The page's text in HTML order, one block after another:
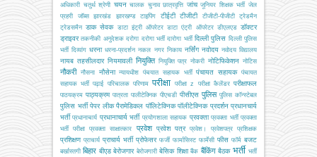
अधिकारी चतुर्थ श्रेणी चयन चालक चुनाव छात्रवृत्ति जांच जूनियर शिक्षक भर्ती जेल
प्रहरी
जॉब्स झारखंड झारखण्ड टाइपिंग टीईटी टीजीटी टीजीटी-पीजीटी
ट्रेडमैन
ट्रेडसमैन डाक सेवक डाटा इंट्री ऑपरेटर डाटा एंट्री ऑपरेटर डीएलएड डॉक्टर
ड्राइवर तकनीकी अनुदेशक दरोगा दरोगा भर्ती दारोगा भर्ती दिल्ली पुलिस दिल्ली पुलिस
भर्ती दिव्यांग धरना धरना-प्रदर्शन नकल नगर निकाय नर्सिंग नवोदय नवोदय विद्यालय
नायब तहसीलदार नियमावली नियुक्ति नियुक्ति पत्र नोकरी नोटिफिकेशन नोटिस
नौकरी नौसना नौसेना न्यायधीश पंचयात सहायक भर्ती पंचायत सहायक पंचायत
सहायक भर्ती पढ़ाई परिचालक परिणाम परीक्षा परीक्षा z परीक्षा कैलेंडर परीक्षाफल
पाठयक्रम पाठ्यक्रम पात्रता पालीटेक्निक पीएचडी पीसीएस पुलिस पुलिस कॉन्स्टेबल
पुलिस भर्ती पेपर लीक पैरामेडिकल पॉलिटेक्निक पॉलीटेक्निक प्रदर्शन प्रधानचार्य
भर्ती प्रधानाचार्य प्रधानाचार्य भर्ती प्रयोगशाला सहायक प्रवक्ता प्रवक्ता भर्ती प्रवक्ता
भर्ती परीक्षा
प्रवक्ता साक्षात्कार प्रवेश प्रवेश पत्र प्रवेश। प्रवेशपत्र प्रशिक्षक
प्रशिक्षण प्राचार्य प्राचार्य भर्ती प्रोफेसर फर्जी फार्मासिस्ट फार्मेसी फीस फॉर्म बजट
बर्खास्तगी बिहार बीएड बेरोजगार बेरोजगारी बेसिक शिक्षा बैंक बैंकिंग बैठक भर्ती भर्ती